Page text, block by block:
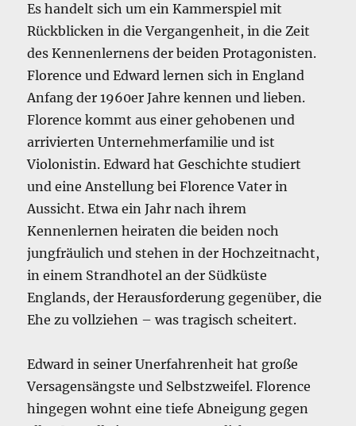
Es handelt sich um ein Kammerspiel mit
Rückblicken in die Vergangenheit, in die Zeit
des Kennenlernens der beiden Protagonisten.
Florence und Edward lernen sich in England
Anfang der 1960er Jahre kennen und lieben.
Florence kommt aus einer gehobenen und
arrivierten Unternehmerfamilie und ist
Violonistin. Edward hat Geschichte studiert
und eine Anstellung bei Florence Vater in
Aussicht. Etwa ein Jahr nach ihrem
Kennenlernen heiraten die beiden noch
jungfräulich und stehen in der Hochzeitnacht,
in einem Strandhotel an der Südküste
Englands, der Herausforderung gegenüber, die
Ehe zu vollziehen – was tragisch scheitert.
Edward in seiner Unerfahrenheit hat große
Versagensängste und Selbstzweifel. Florence
hingegen wohnt eine tiefe Abneigung gegen